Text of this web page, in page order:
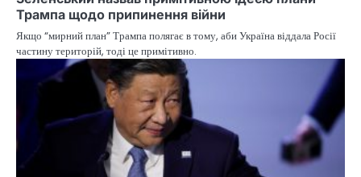
Трампа щодо припинення війни
Якщо “мирний план” Трампа полягає в тому, аби Україна віддала Росії
частину територій, тоді це примітивно.